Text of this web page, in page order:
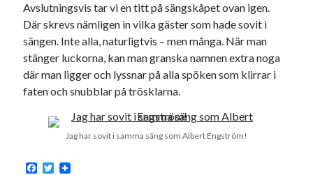
Pejpalla!
Avslutningsvis tar vi en titt på sängskåpet ovan igen.
Där skrevs nämligen in vilka gäster som hade sovit i
sängen. Inte alla, naturligtvis – men många. När man
stänger luckorna, kan man granska namnen extra noga
där man ligger och lyssnar på alla spöken som klirrar i
faten och snubblar på trösklarna.
Jag har sovit i samma säng som Albert Engström!
F
T